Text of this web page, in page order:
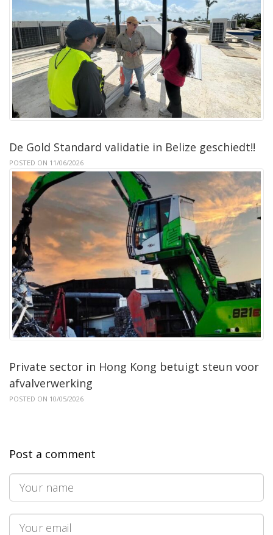
De Gold Standard validatie in Belize geschiedt!!
POSTED ON 11/06/2026
Private sector in Hong Kong betuigt steun voor
afvalverwerking
POSTED ON 10/05/2026
Post a comment